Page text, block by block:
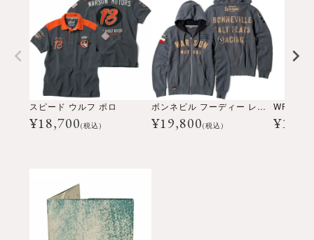
スピード ウルフ ポロ
¥18,700(税込)
ボンネビル フーディー レディ
¥19,800(税込) ¥